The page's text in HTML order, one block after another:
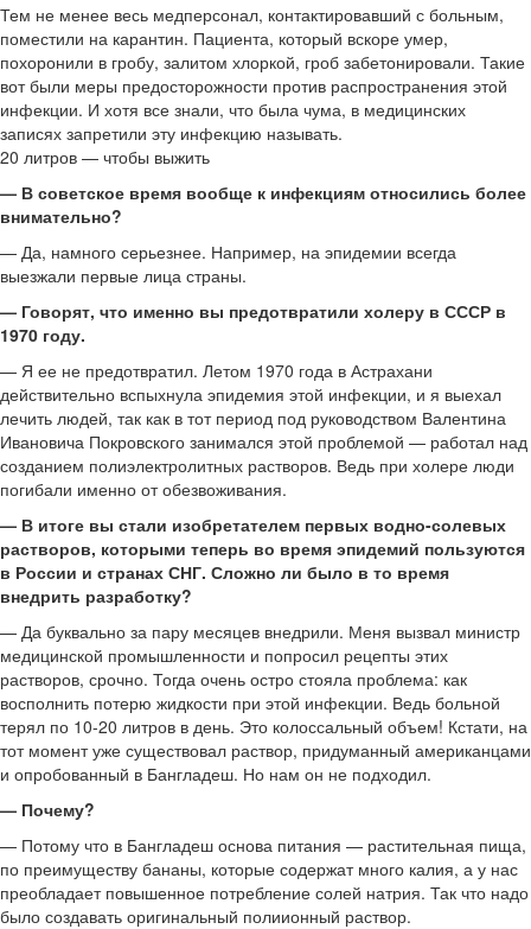
Тем не менее весь медперсонал, контактировавший с больным,
поместили на карантин. Пациента, который вскоре умер,
похоронили в гробу, залитом хлоркой, гроб забетонировали. Такие
вот были меры предосторожности против распространения этой
инфекции. И хотя все знали, что была чума, в медицинских
записях запретили эту инфекцию называть.
20 литров — чтобы выжить
— В советское время вообще к инфекциям относились более
внимательно?
— Да, намного серьезнее. Например, на эпидемии всегда
выезжали первые лица страны.
— Говорят, что именно вы предотвратили холеру в СССР в
1970 году.
— Я ее не предотвратил. Летом 1970 года в Астрахани
действительно вспыхнула эпидемия этой инфекции, и я выехал
лечить людей, так как в тот период под руководством Валентина
Ивановича Покровского занимался этой проблемой — работал над
созданием полиэлектролитных растворов. Ведь при холере люди
погибали именно от обезвоживания.
— В итоге вы стали изобретателем первых водно-солевых
растворов, которыми теперь во время эпидемий пользуются
в России и странах СНГ. Сложно ли было в то время
внедрить разработку?
— Да буквально за пару месяцев внедрили. Меня вызвал министр
медицинской промышленности и попросил рецепты этих
растворов, срочно. Тогда очень остро стояла проблема: как
восполнить потерю жидкости при этой инфекции. Ведь больной
терял по 10-20 литров в день. Это колоссальный объем! Кстати, на
тот момент уже существовал раствор, придуманный американцами
и опробованный в Бангладеш. Но нам он не подходил.
— Почему?
— Потому что в Бангладеш основа питания — растительная пища,
по преимуществу бананы, которые содержат много калия, а у нас
преобладает повышенное потребление солей натрия. Так что надо
было создавать оригинальный полиионный раствор.